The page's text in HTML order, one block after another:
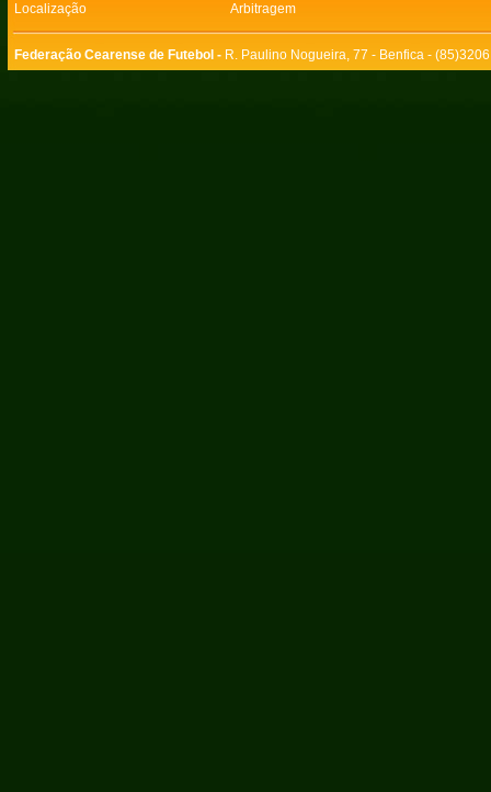
Localização
Arbitragem
Federação Cearense de Futebol - R. Paulino Nogueira, 77 - Benfica -